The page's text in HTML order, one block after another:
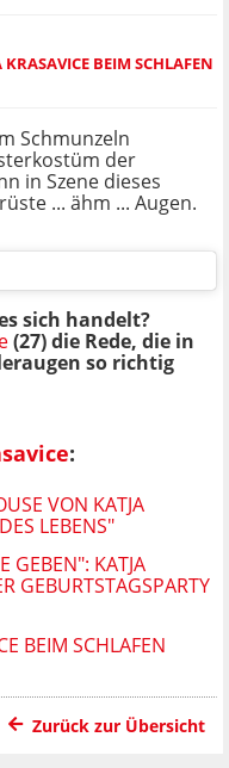
BEIM SCHLAFEN
Schmunzeln
der
in Szene dieses
... ähm ... Augen.
sich handelt?
(27) die Rede, die in
so richtig
:
VON KATJA
LEBENS"
GEBEN": KATJA
GEBURTSTAGSPARTY
BEIM SCHLAFEN
Zurück zur Übersicht